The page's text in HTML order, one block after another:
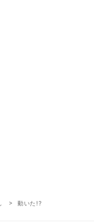
動いた!?